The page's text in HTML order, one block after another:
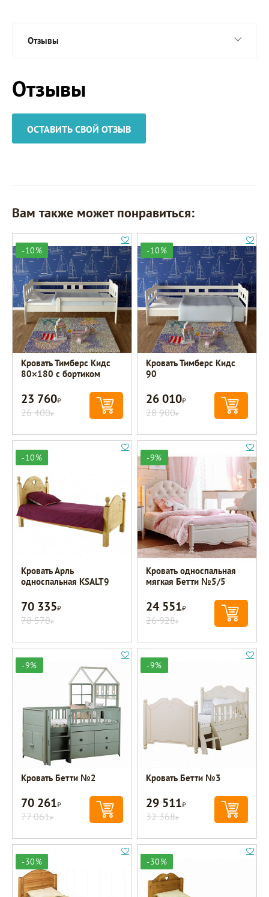
Отзывы
Отзывы
ОСТАВИТЬ СВОЙ ОТЗЫВ
Вам также может понравиться:
-10%
Кровать Тимберс Кидс
80×180 с бортиком
23 760Р
26 400Р
-10%
Кровать Тимберс Кидс
90
26 010Р
28 900Р
-10%
Кровать Арль
односпальная KSALT9
70 335Р
78 570Р
-9%
Кровать односпальная
мягкая Бетти №5/5
24 551Р
26 928Р
-9%
Кровать Бетти №2
70 261Р
77 061Р
-9%
Кровать Бетти №3
29 511Р
32 368Р
-30% -30%